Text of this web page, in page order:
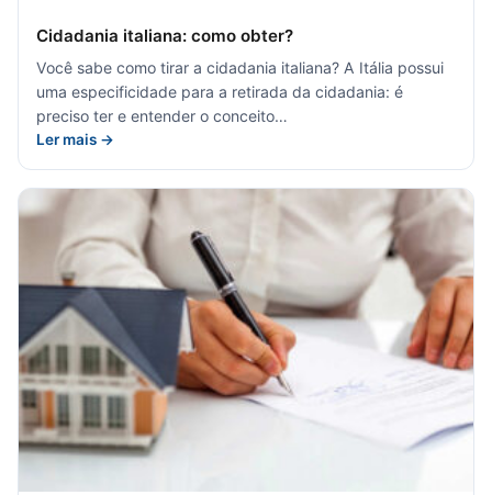
Cidadania italiana: como obter?
Você sabe como tirar a cidadania italiana? A Itália possui
uma especificidade para a retirada da cidadania: é
preciso ter e entender o conceito…
Ler mais →